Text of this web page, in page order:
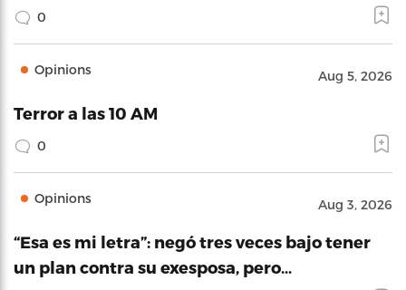
0
Opinions Aug 5, 2026
Terror a las 10 AM
0
Opinions Aug 3, 2026
“Esa es mi letra”: negó tres veces bajo tener
un plan contra su exesposa, pero…